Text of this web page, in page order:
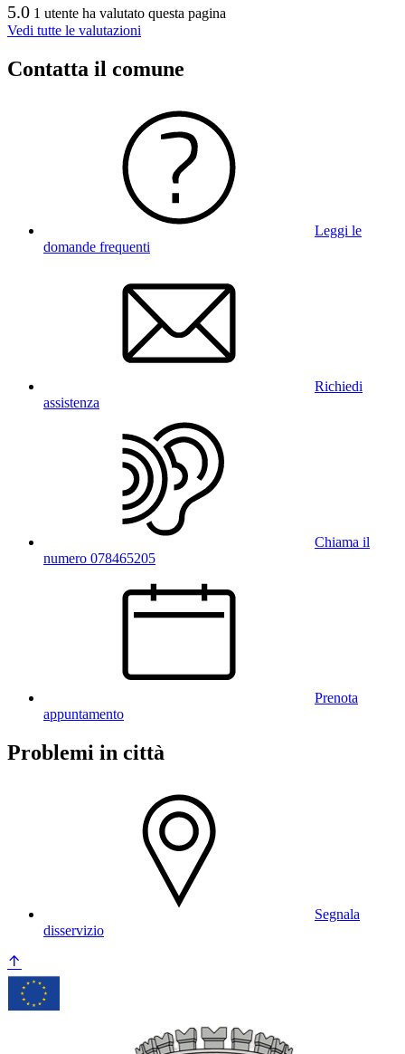
5.0 1 utente ha valutato questa pagina
Vedi tutte le valutazioni
Contatta il comune
Leggi le
domande frequenti
Richiedi
assistenza
Chiama il
numero 078465205
Prenota
appuntamento
Problemi in città
Segnala
disservizio